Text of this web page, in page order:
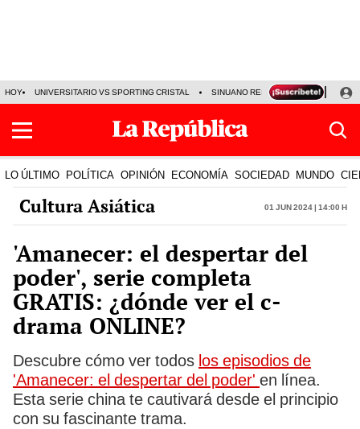
HOY UNIVERSITARIO VS SPORTING CRISTAL SINUANO RESULTADOS HOY
LO ÚLTIMO POLÍTICA OPINIÓN ECONOMÍA SOCIEDAD MUNDO
Cultura Asiática 01 Jun 2024 | 14:00 h
'Amanecer: el despertar del
poder', serie completa
GRATIS: ¿dónde ver el c-
drama ONLINE?
Descubre cómo ver todos los episodios de
'Amanecer: el despertar del poder' en línea.
Esta serie china te cautivará desde el principio
con su fascinante trama.